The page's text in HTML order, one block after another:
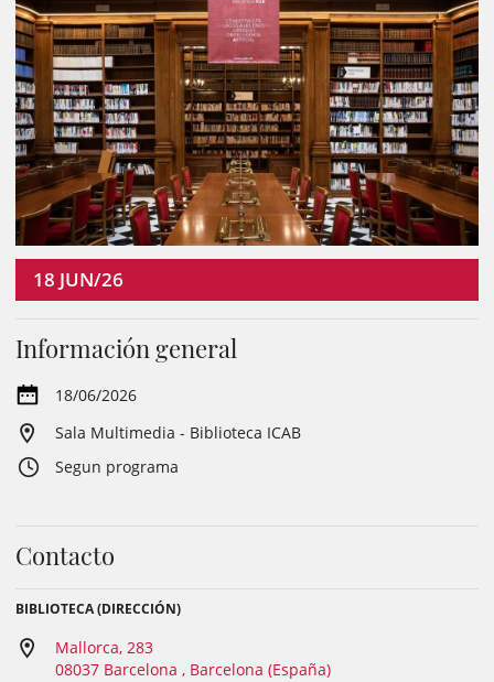
18 JUN/26
Información general
18/06/2026
Sala Multimedia - Biblioteca ICAB
Segun programa
Contacto
BIBLIOTECA (DIRECCIÓN)
Mallorca, 283
08037 Barcelona , Barcelona (España)